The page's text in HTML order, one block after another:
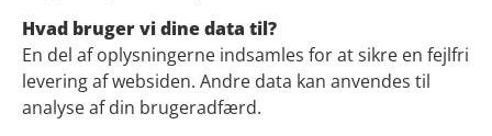
Hvad bruger vi dine data til?
En del af oplysningerne indsamles for at sikre en fejlfri
levering af websiden. Andre data kan anvendes til
analyse af din brugeradfærd.